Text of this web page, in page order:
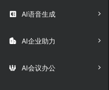
 AI语音生成
 AI企业助力
 AI会议办公